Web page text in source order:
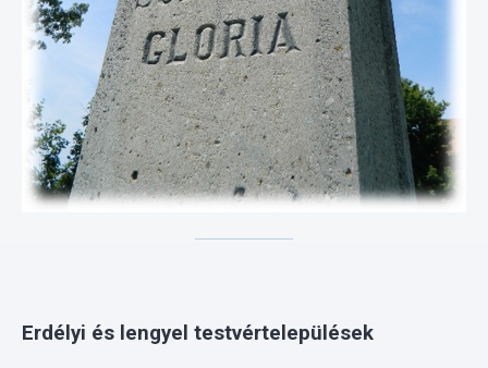
kapcsolata. Az elszánt magyar-magyar testvéresülést a